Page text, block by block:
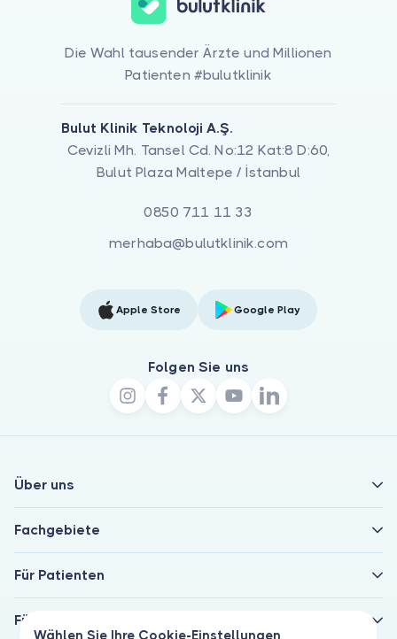
Wählen Sie Ihre Cookie-Einstellungen
Die Wahl tausender Ärzte und Millionen
Patienten #bulutklinik
Bulut Klinik Teknoloji A.Ş.
Cevizli Mh. Tansel Cd. No:12 Kat:8 D:60,
Bulut Plaza Maltepe / İstanbul
0850 711 11 33
merhaba@bulutklinik.com
Apple Store Google Play
Folgen Sie uns
Über uns
Fachgebiete
Für Patienten
Für Ärzte